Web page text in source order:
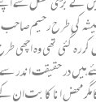
کی طرح رحیم صاحب
کر رہ گئی تھی وہ
در حقیقت اندر سے
مگر محض انا کا بت ان